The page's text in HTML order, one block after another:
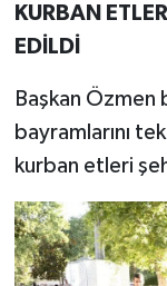
KURBAN
EDİLDİ
Başkan Özmen
bayramlarını
kurban etleri